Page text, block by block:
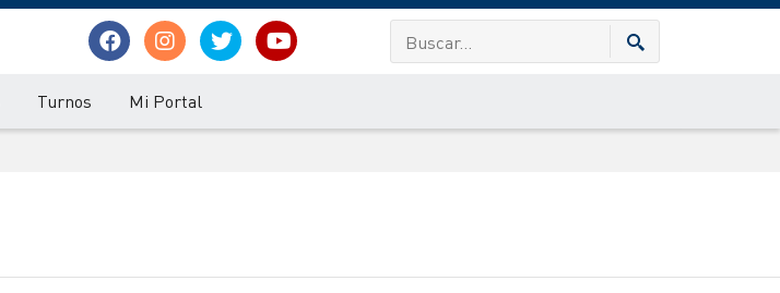
Turnos Mi Portal